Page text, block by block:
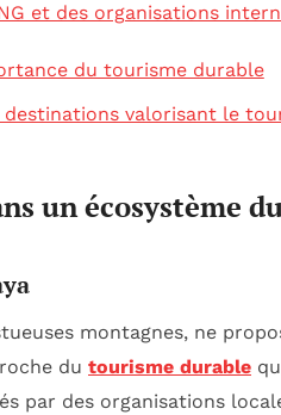
et des organisations
du tourisme durable
destinations valorisant le
un écosystème
montagnes, ne
du tourisme durable
par des organisations